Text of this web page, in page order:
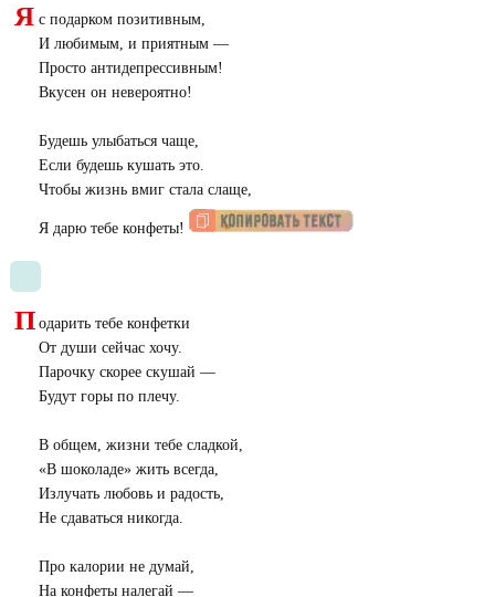
Я с подарком позитивным,
И любимым, и приятным —
Просто антидепрессивным!
Вкусен он невероятно!
Будешь улыбаться чаще,
Если будешь кушать это.
Чтобы жизнь вмиг стала слаще,
Я дарю тебе конфеты!
П одарить тебе конфетки
От души сейчас хочу.
Парочку скорее скушай —
Будут горы по плечу.
В общем, жизни тебе сладкой,
«В шоколаде» жить всегда,
Излучать любовь и радость,
Не сдаваться никогда.
Про калории не думай,
На конфеты налегай —